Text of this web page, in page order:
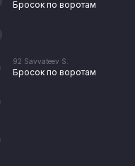
Бросок по воротам
92 Savvateev S.
Бросок по воротам